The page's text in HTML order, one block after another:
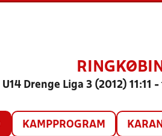
U14 Drenge Liga 3 (2012) 11:11
KAMPPROGRAM